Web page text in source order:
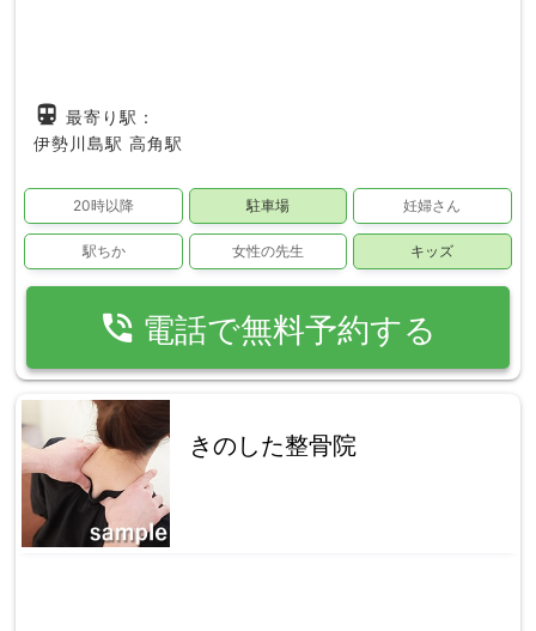
directions_subway 最寄り駅：
伊勢川島駅 高角駅
20時以降 駐車場 妊婦さん
駅ちか 女性の先生 キッズ
phone_in_talk 電話で無料予約する
きのした整骨院